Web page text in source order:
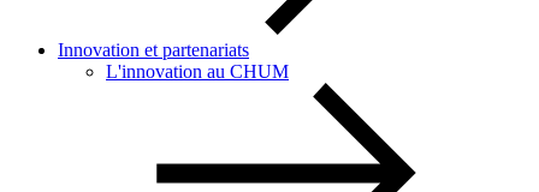
Innovation et partenariats
L'innovation au CHUM